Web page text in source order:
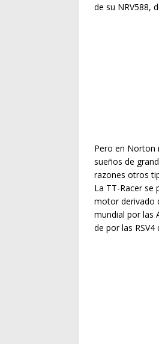
de su NRV588,
Pero en Norton
sueños de
razones otros
La TT-Racer se
motor derivado
mundial por las
de por las